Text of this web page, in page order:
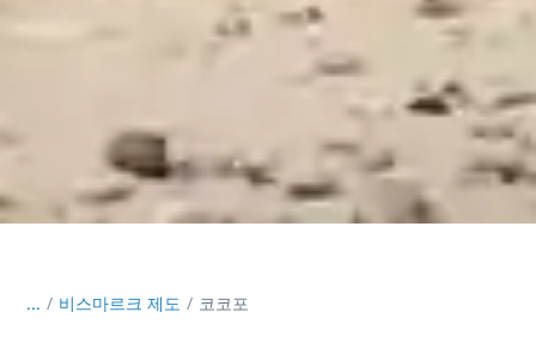
... / 비스마르크 제도 코코포